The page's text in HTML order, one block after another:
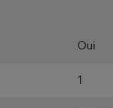
Oui
1